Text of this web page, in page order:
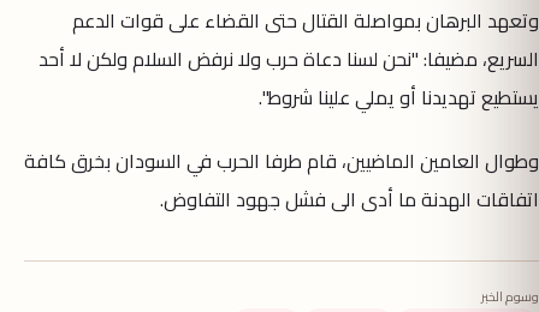
وتعهد البرهان بمواصلة القتال حتى القضاء على قوات الدعم
السريع، مضيفا: "نحن لسنا دعاة حرب ولا نرفض السلام ولكن لا أحد
يستطيع تهديدنا أو يملي علينا شروط".
وطوال العامين الماضيين، قام طرفا الحرب في السودان بخرق كافة
اتفاقات الهدنة ما أدى الى فشل جهود التفاوض.
وسوم الخبر